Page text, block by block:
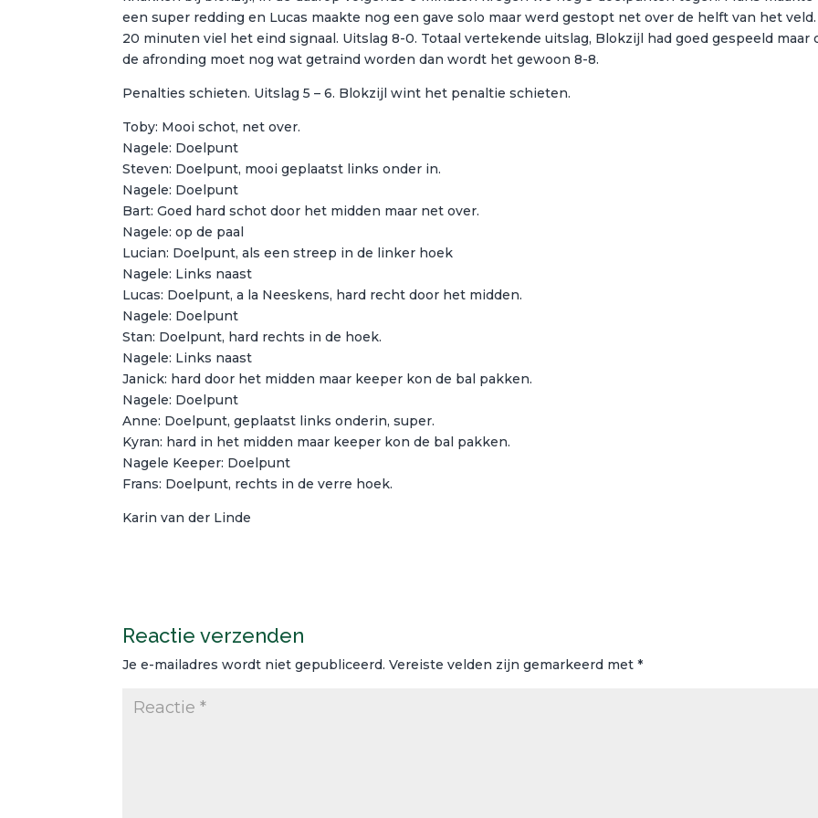
een super redding en Lucas maakte nog een gave solo maar werd gestopt net over de helft van het veld.
20 minuten viel het eind signaal. Uitslag 8-0. Totaal vertekende uitslag, Blokzijl had goed gespeeld maar
de afronding moet nog wat getraind worden dan wordt het gewoon 8-8.
Penalties schieten. Uitslag 5 – 6. Blokzijl wint het penaltie schieten.
Toby: Mooi schot, net over.
Nagele: Doelpunt
Steven: Doelpunt, mooi geplaatst links onder in.
Nagele: Doelpunt
Bart: Goed hard schot door het midden maar net over.
Nagele: op de paal
Lucian: Doelpunt, als een streep in de linker hoek
Nagele: Links naast
Lucas: Doelpunt, a la Neeskens, hard recht door het midden.
Nagele: Doelpunt
Stan: Doelpunt, hard rechts in de hoek.
Nagele: Links naast
Janick: hard door het midden maar keeper kon de bal pakken.
Nagele: Doelpunt
Anne: Doelpunt, geplaatst links onderin, super.
Kyran: hard in het midden maar keeper kon de bal pakken.
Nagele Keeper: Doelpunt
Frans: Doelpunt, rechts in de verre hoek.
Karin van der Linde
Reactie verzenden
Je e-mailadres wordt niet gepubliceerd. Vereiste velden zijn gemarkeerd met*